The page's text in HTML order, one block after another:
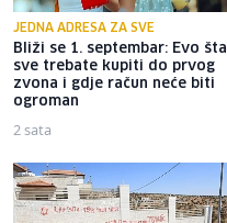
JEDNA ADRESA ZA SVE
Bliži se 1. septembar: Evo šta
sve trebate kupiti do prvog
zvona i gdje račun neće biti
ogroman
2 sata